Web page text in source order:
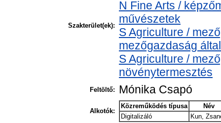
Szakterület(ek):
N Fine Arts /
művészetek
S Agriculture /
mezőgazdaság
S Agriculture /
növénytermesztés
Feltöltő: Mónika Csapó
Alkotók:
Közreműködés típusa
Név
Digitalizáló
Kun,